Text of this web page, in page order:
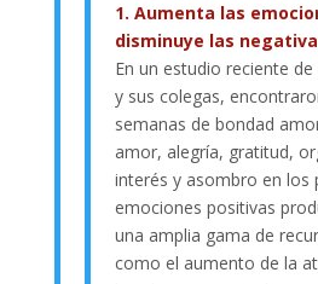
1. Aumenta las
disminuye las
En un estudio reciente
y sus colegas,
semanas de bondad
amor, alegría, gratitud,
interés y asombro en los
emociones positivas
una amplia gama de
como el aumento de la